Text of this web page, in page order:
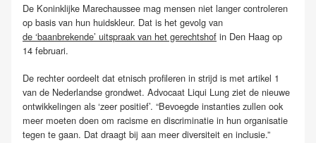
De Koninklijke Marechaussee mag mensen niet langer controleren
op basis van hun huidskleur. Dat is het gevolg van
de ‘baanbrekende’ uitspraak van het gerechtshof in Den Haag op
14 februari.
De rechter oordeelt dat etnisch profileren in strijd is met artikel 1
van de Nederlandse grondwet. Advocaat Liqui Lung ziet de nieuwe
ontwikkelingen als ‘zeer positief’. “Bevoegde instanties zullen ook
meer moeten doen om racisme en discriminatie in hun organisatie
tegen te gaan. Dat draagt bij aan meer diversiteit en inclusie.”